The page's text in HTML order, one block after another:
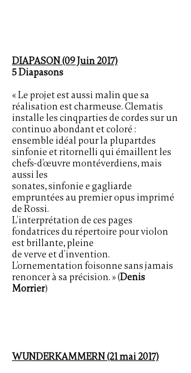
DIAPASON (09 Juin 2017)
5 Diapasons
« Le projet est aussi malin que sa
réalisation est charmeuse. Clematis
installe les cinqparties de cordes sur un
continuo abondant et coloré :
ensemble idéal pour la plupartdes
sinfonie et ritornelli qui émaillent les
chefs-d’œuvre montéverdiens, mais
aussi les
sonates, sinfonie e gagliarde
empruntées au premier opus imprimé
de Rossi.
L’interprétation de ces pages
fondatrices du répertoire pour violon
est brillante, pleine
de verve et d’invention.
L’ornementation foisonne sans jamais
renoncer à sa précision. » (Denis
Morrier)
WUNDERKAMMERN (21 mai 2017)